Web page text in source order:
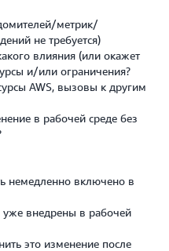
метрик/
не требуется)
влияния (или окажет
и/или ограничения?
AWS, вызовы к другим
в рабочей среде без
немедленно включено в
внедрены в рабочей
это изменение после